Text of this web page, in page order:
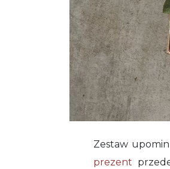
Zestaw
prezent